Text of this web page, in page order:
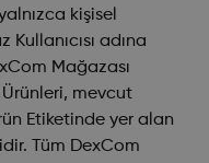
kişisel
adına
Mağazası
mevcut
Etiketinde yer alan
Tüm DexCom